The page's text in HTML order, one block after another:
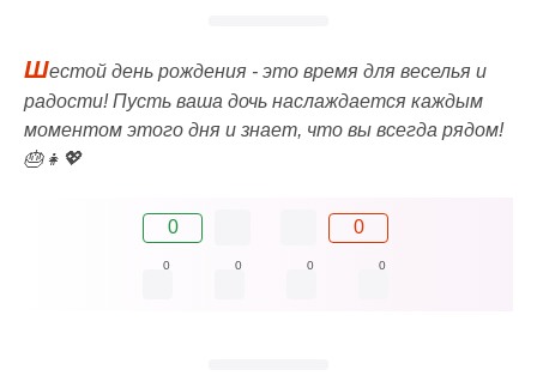
Шестой день рождения - это время для веселья и
радости! Пусть ваша дочь наслаждается каждым
моментом этого дня и знает, что вы всегда рядом!
🎂👧💖
0 0
0 0 0 0